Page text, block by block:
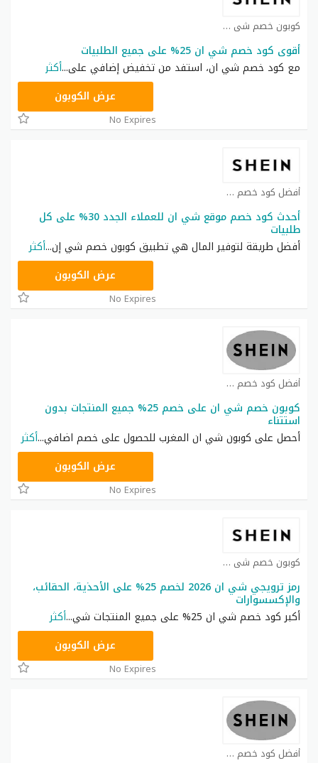
كوبون خصم شي ان كوبون
أقوى كود خصم شي ان 25% على جميع الطلبيات
مع كود خصم شي ان، استفد من تخفيض إضافي على...أكثر
عرض الكوبون
No Expires
أفضل كود خصم شي ان كوبون
أحدث كود خصم موقع شي ان للعملاء الجدد 30% على كل
طلبيات
أفضل طريقة لتوفير المال هي تطبيق كوبون خصم شي إن...أكثر
عرض الكوبون
No Expires
أفضل كود خصم شي ان كوبون
كوبون خصم شي ان على خصم 25% جميع المنتجات بدون
استتناء
أحصل على كوبون شي ان المغرب للحصول على خصم اضافي...أكثر
عرض الكوبون
No Expires
كوبون خصم شي ان كوبون
رمز ترويجي شي ان 2026 لخصم 25% على الأحذية، الحقائب،
والإكسسوارات
أكبر كود خصم شي ان 25% على جميع المنتجات شي
...أكثر
عرض الكوبون
No Expires
أفضل كود خصم شي ان كوبون